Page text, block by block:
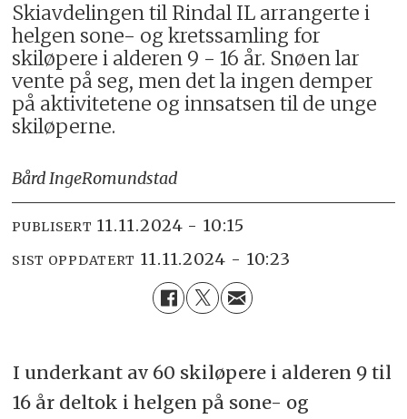
Skiavdelingen til Rindal IL arrangerte i
helgen sone- og kretssamling for
skiløpere i alderen 9 - 16 år. Snøen lar
vente på seg, men det la ingen demper
på aktivitetene og innsatsen til de unge
skiløperne.
Bård IngeRomundstad
PUBLISERT 11.11.2024 - 10:15
SIST OPPDATERT 11.11.2024 - 10:23
I underkant av 60 skiløpere i alderen 9 til
16 år deltok i helgen på sone- og